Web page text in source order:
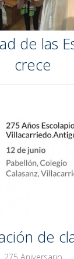
de las
crece
de